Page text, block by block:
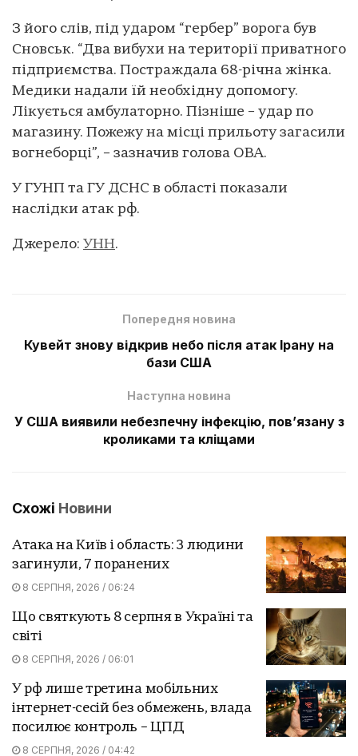
З його слів, під ударом “гербер” ворога був
Сновськ. “Два вибухи на території приватного
підприємства. Постраждала 68-річна жінка.
Медики надали їй необхідну допомогу.
Лікується амбулаторно. Пізніше – удар по
магазину. Пожежу на місці прильоту загасили
вогнеборці”, – зазначив голова ОВА.
У ГУНП та ГУ ДСНС в області показали
наслідки атак рф.
Джерело: УНН.
Попередня новина
Кувейт знову відкрив небо після атак Ірану на
бази США
Наступна новина
У США виявили небезпечну інфекцію, пов’язану з
кроликами та кліщами
Схожі Новини
Атака на Київ і область: 3 людини
загинули, 7 поранених
8 СЕРПНЯ, 2026 / 06:24
Що святкують 8 серпня в Україні та
світі
8 СЕРПНЯ, 2026 / 06:01
У рф лише третина мобільних
інтернет-сесій без обмежень, влада
посилює контроль – ЦПД
8 СЕРПНЯ, 2026 / 04:42